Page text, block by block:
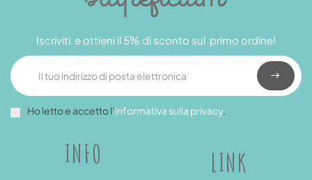
INFO LINK
Iscriviti e ottieni il 5% di sconto sul primo ordine!
Ho letto e accetto l’informativa sulla privacy.